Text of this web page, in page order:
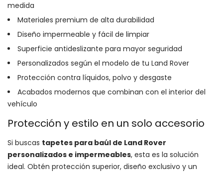
medida
Materiales premium de alta durabilidad
Diseño impermeable y fácil de limpiar
Superficie antideslizante para mayor seguridad
Personalizados según el modelo de tu Land Rover
Protección contra líquidos, polvo y desgaste
Acabados modernos que combinan con el interior del
vehículo
Protección y estilo en un solo accesorio
Si buscas tapetes para baúl de Land Rover
personalizados e impermeables, esta es la solución
ideal. Obtén protección superior, diseño exclusivo y un